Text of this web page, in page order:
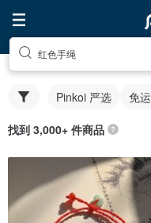
红色手绳
Pinkoi 严选 免
找到 3,000+ 件商品